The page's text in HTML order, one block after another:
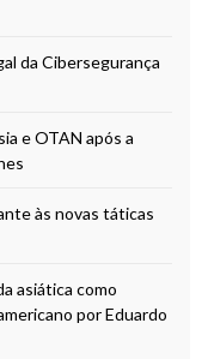
da Cibersegurança
e OTAN após a
às novas táticas
asiática como
por Eduardo